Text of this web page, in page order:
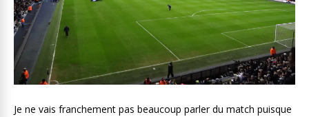
Je ne vais franchement pas beaucoup parler du match puisque